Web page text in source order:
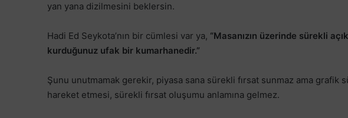
yan yana dizilmesini beklersin.
Hadi Ed Seykota’nın bir cümlesi var ya, “Masanızın üzerinde sürekli
kurduğunuz ufak bir kumarhanedir.”
Şunu unutmamak gerekir, piyasa sana sürekli fırsat sunmaz ama grafik
hareket etmesi, sürekli fırsat oluşumu anlamına gelmez.